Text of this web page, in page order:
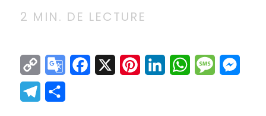
2 MIN. DE LECTURE
Copy
Link
GoogleFacebook
X Pinterest
LinkedInWhatsApp
Telegram